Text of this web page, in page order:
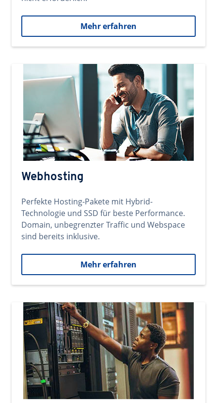
Mehr erfahren
Webhosting
Perfekte Hosting-Pakete mit Hybrid-
Technologie und SSD für beste Performance.
Domain, unbegrenzter Traffic und Webspace
sind bereits inklusive.
Mehr erfahren